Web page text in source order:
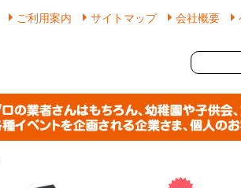
ご利用案内 サイトマップ 会社概要